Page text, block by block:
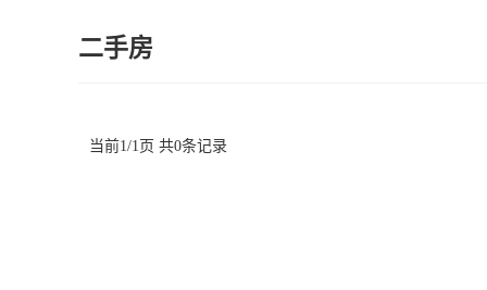
二手房
当前1/1页 共0条记录